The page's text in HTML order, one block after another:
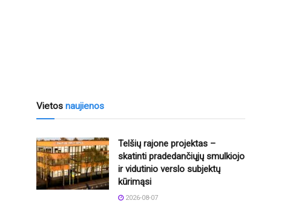
Vietos naujienos
Telšių rajone projektas –
skatinti pradedančiųjų smulkiojo
ir vidutinio verslo subjektų
kūrimąsi
2026-08-07